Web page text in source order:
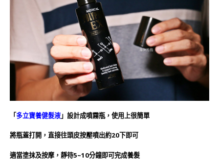
「多立寶養健髮液」設計成噴霧瓶，使用上很簡單
將瓶蓋打開，直接往頭皮按壓噴出約20下即可
適當塗抹及按摩，靜待5~10分鐘即可完成養髮